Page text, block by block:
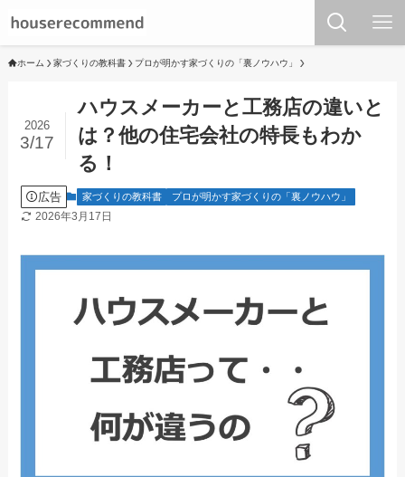
ホーム 家づくりの教科書 プロが明かす家づくりの「裏ノウハウ」
ハウスメーカーと工務店の違いと
は？他の住宅会社の特長もわか
る！
2026
3/17
広告 家づくりの教科書 プロが明かす家づくりの「裏ノウハウ」
2026年3月17日